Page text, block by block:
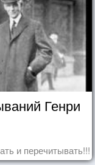
Генри
и перечитывать!!!